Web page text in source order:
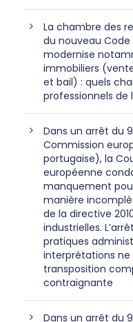
La chambre des
du nouveau Code
modernise
immobiliers
et bail) : quels
professionnels de
Dans un arrêt du
Commission
portugaise), la
européenne
manquement
manière
de la directive
industrielles.
pratiques
interprétations
transposition
contraignante
Dans un arrêt du